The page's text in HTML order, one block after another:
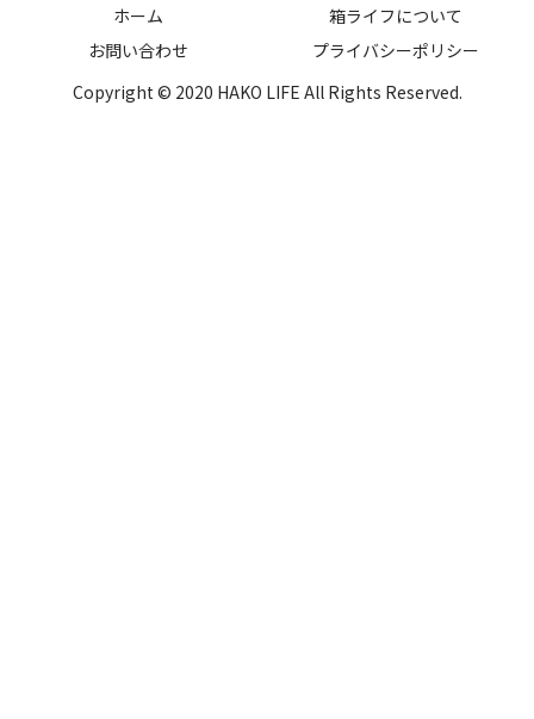
ホーム
箱ライフについて
お問い合わせ
プライバシーポリシー
Copyright © 2020 HAKO LIFE All Rights Reserved.